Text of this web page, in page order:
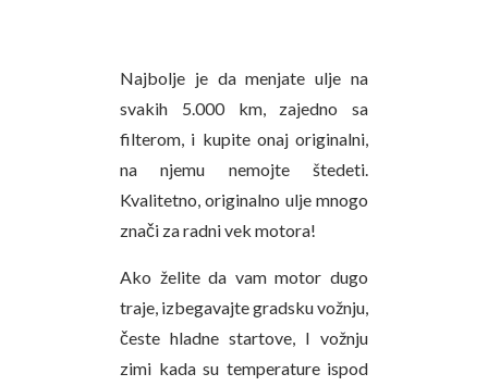
Najbolje je da menjate ulje na
svakih 5.000 km, zajedno sa
filterom, i kupite onaj originalni,
na njemu nemojte štedeti.
Kvalitetno, originalno ulje mnogo
znači za radni vek motora!
Ako želite da vam motor dugo
traje, izbegavajte gradsku vožnju,
česte hladne startove, I vožnju
zimi kada su temperature ispod